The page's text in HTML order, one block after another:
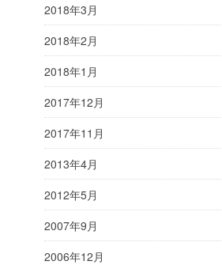
2018年3月
2018年2月
2018年1月
2017年12月
2017年11月
2013年4月
2012年5月
2007年9月
2006年12月